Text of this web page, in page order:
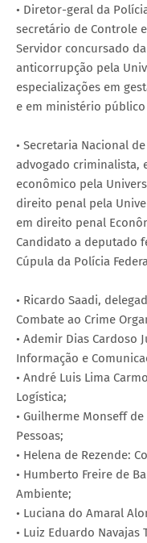
• Diretor-geral da
secretário de Controle
Servidor concursado
anticorrupção pela
especializações em
e em ministério
• Secretaria Nacional
advogado criminalista,
econômico pela
direito penal pela
em direito penal
Candidato a deputado
Cúpula da Polícia
• Ricardo Saadi,
Combate ao Crime
• Ademir Dias Cardoso
Informação e
• André Luis Lima
Logística;
• Guilherme Monseff
Pessoas;
• Helena de Rezende:
• Humberto Freire de
Ambiente;
• Luciana do Amaral
• Luiz Eduardo Navajas